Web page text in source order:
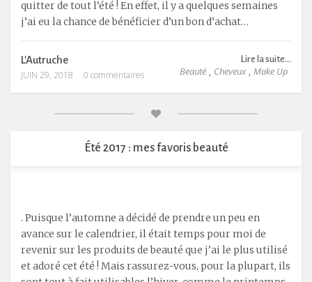
quitter de tout l’été ! En effet, il y a quelques semaines
j’ai eu la chance de bénéficier d’un bon d’achat…
Lire la suite...
Beauté , Cheveux , Make Up
L'Autruche
JUIN 29, 2018
0 commentaires
Été 2017 : mes favoris beauté
. Puisque l’automne a décidé de prendre un peu en
avance sur le calendrier, il était temps pour moi de
revenir sur les produits de beauté que j’ai le plus utilisé
et adoré cet été ! Mais rassurez-vous, pour la plupart, ils